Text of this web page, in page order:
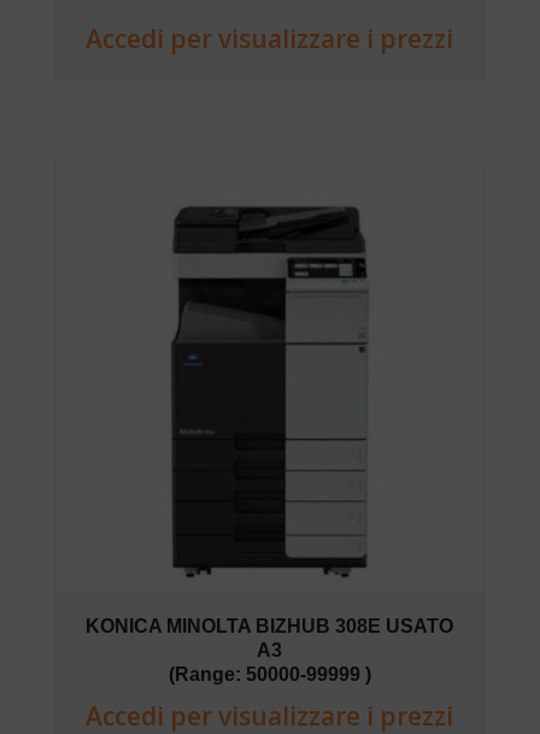
Accedi per visualizzare i prezzi
KONICA MINOLTA BIZHUB 308E USATO
A3
(Range: 50000-99999 )
Accedi per visualizzare i prezzi